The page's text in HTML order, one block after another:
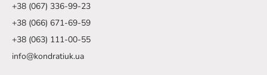
+38 (067) 336-99-23
+38 (066) 671-69-59
+38 (063) 111-00-55
info@kondratiuk.ua